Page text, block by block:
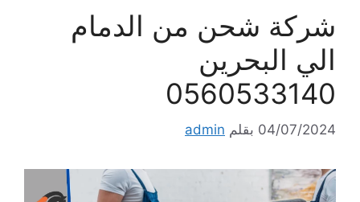
شركة شحن من الدمام
الي البحرين
0560533140
04/07/2024 بقلم admin